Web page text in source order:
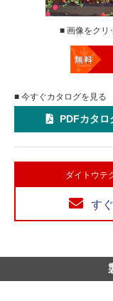
■ 画像をクリ
■ 今すぐカタログを見る
PDFカタロ
ダイトウテ
す